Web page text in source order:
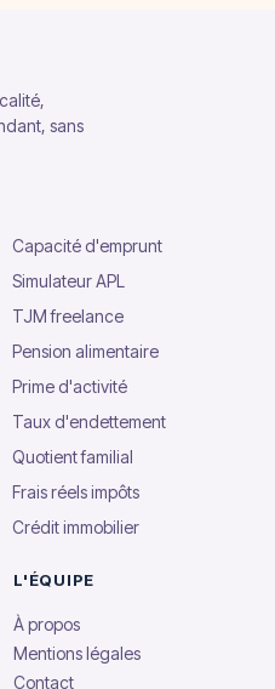
sans
Capacité d'emprunt
Simulateur APL
TJM freelance
Pension alimentaire
Prime d'activité
Taux d'endettement
Quotient familial
Frais réels impôts
Crédit immobilier
L'ÉQUIPE
À propos
Mentions légales
Contact